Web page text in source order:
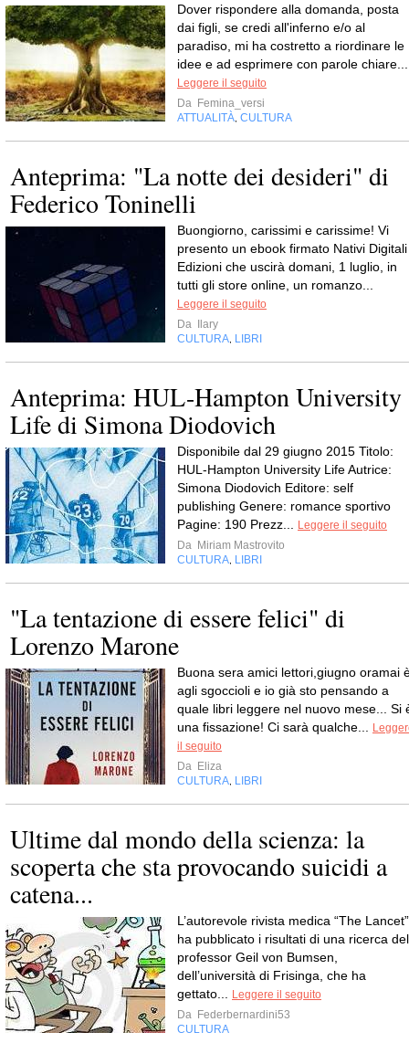
Dover rispondere alla domanda, posta
dai figli, se credi all'inferno e/o al
paradiso, mi ha costretto a riordinare le
idee e ad esprimere con parole chiare...
Leggere il seguito
Da Femina_versi
ATTUALITÀ CULTURA
Anteprima: "La notte dei desideri" di
Federico Toninelli
Buongiorno, carissimi e carissime! Vi
presento un ebook firmato Nativi Digitali
Edizioni che uscirà domani, 1 luglio, in
tutti gli store online, un romanzo...
Leggere il seguito
Da Ilary
CULTURA LIBRI
Anteprima: HUL-Hampton University
Life di Simona Diodovich
Disponibile dal 29 giugno 2015 Titolo:
HUL-Hampton University Life Autrice:
Simona Diodovich Editore: self
publishing Genere: romance sportivo
Pagine: 190 Prezz...
Leggere il seguito
Da Miriam Mastrovito
CULTURA LIBRI
"La tentazione di essere felici" di
Lorenzo Marone
Buona sera amici lettori,giugno oramai
agli sgoccioli e io già sto pensando a
quale libri leggere nel nuovo mese... Si
una fissazione! Ci sarà qualche...
il seguito
Da Eliza
CULTURA LIBRI
Ultime dal mondo della scienza: la
scoperta che sta provocando suicidi a
catena...
L’autorevole rivista medica “The Lancet”
ha pubblicato i risultati di una ricerca del
professor Geil von Bumsen,
dell’università di Frisinga, che ha
gettato...
Leggere il seguito
Da Federbernardini53
CULTURA